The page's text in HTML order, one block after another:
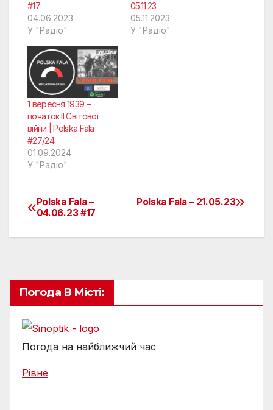
#17
04.06.2023
У "Радіо"
05.11.23
05.11.2023
У "Радіо"
1 вересня 1939 –
початок II Світової
війни | Polska Fala
#27/24
01.09.2024
У "Радіо"
Навігація
записів
Polska Fala – 21.05.23
Polska Fala –
04.06.23 #17
Погода В Місті:
Погода на найближчий час
Рівне